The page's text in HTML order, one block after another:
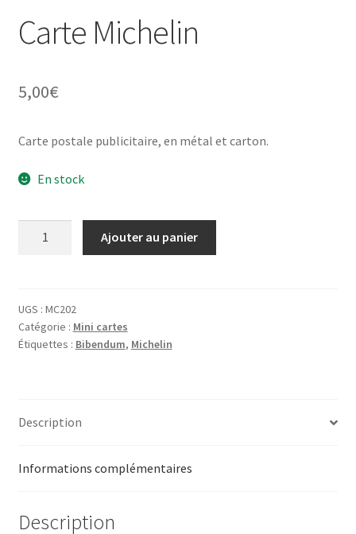
Carte Michelin
5,00€
Carte postale publicitaire, en métal et carton.
En stock
Ajouter au panier
UGS : MC202
Catégorie : Mini cartes
Étiquettes : Bibendum, Michelin
Description
Informations complémentaires
Description